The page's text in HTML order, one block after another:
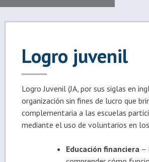
Logro juvenil
Logro Juvenil (JA, por sus siglas en
organización sin fines de lucro que
complementaria a las escuelas
mediante el uso de voluntarios en
Educación financiera –